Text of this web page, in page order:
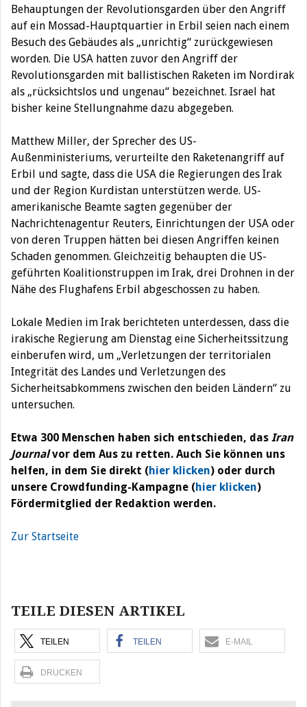
Behauptungen der Revolutionsgarden über den Angriff
auf ein Mossad-Hauptquartier in Erbil seien nach einem
Besuch des Gebäudes als „unrichtig“ zurückgewiesen
worden. Die USA hatten zuvor den Angriff der
Revolutionsgarden mit ballistischen Raketen im Nordirak
als „rücksichtslos und ungenau“ bezeichnet. Israel hat
bisher keine Stellungnahme dazu abgegeben.
Matthew Miller, der Sprecher des US-
Außenministeriums, verurteilte den Raketenangriff auf
Erbil und sagte, dass die USA die Regierungen des Irak
und der Region Kurdistan unterstützen werde. US-
amerikanische Beamte sagten gegenüber der
Nachrichtenagentur Reuters, Einrichtungen der USA oder
von deren Truppen hätten bei diesen Angriffen keinen
Schaden genommen. Gleichzeitig behaupten die US-
geführten Koalitionstruppen im Irak, drei Drohnen in der
Nähe des Flughafens Erbil abgeschossen zu haben.
Lokale Medien im Irak berichteten unterdessen, dass die
irakische Regierung am Dienstag eine Sicherheitssitzung
einberufen wird, um „Verletzungen der territorialen
Integrität des Landes und Verletzungen des
Sicherheitsabkommens zwischen den beiden Ländern“ zu
untersuchen.
Etwa 300 Menschen haben sich entschieden, das Iran
Journalvor dem Aus zu retten. Auch Sie können uns
helfen, in dem Sie direkt (hier klicken) oder durch
unsere Crowdfunding-Kampagne (hier klicken)
Fördermitglied der Redaktion werden.
Zur Startseite
TEILE DIESEN ARTIKEL
TEILEN TEILEN E-MAIL
DRUCKEN